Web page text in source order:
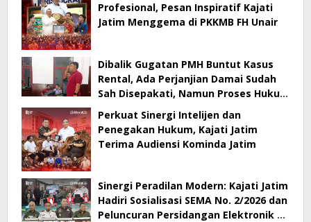
Profesional, Pesan Inspiratif Kajati
Jatim Menggema di PKKMB FH Unair
Dibalik Gugatan PMH Buntut Kasus
Rental, Ada Perjanjian Damai Sudah
Sah Disepakati, Namun Proses Hukum
Berlanjut
Perkuat Sinergi Intelijen dan
Penegakan Hukum, Kajati Jatim
Terima Audiensi Kominda Jatim
Sinergi Peradilan Modern: Kajati Jatim
Hadiri Sosialisasi SEMA No. 2/2026 dan
Peluncuran Persidangan Elektronik di